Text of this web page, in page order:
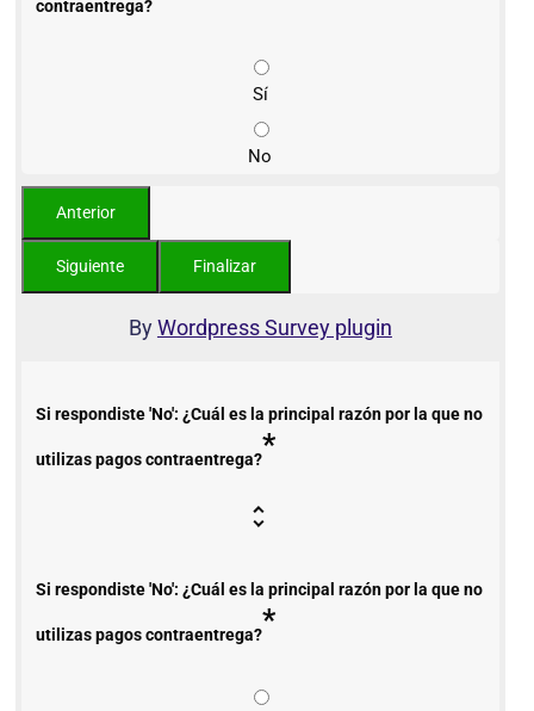
contraentrega?
Sí
No
ByWordpress Survey plugin
Si respondiste 'No': ¿Cuál es la principal razón por la que no
utilizas pagos contraentrega?*
Si respondiste 'No': ¿Cuál es la principal razón por la que no
utilizas pagos contraentrega?*